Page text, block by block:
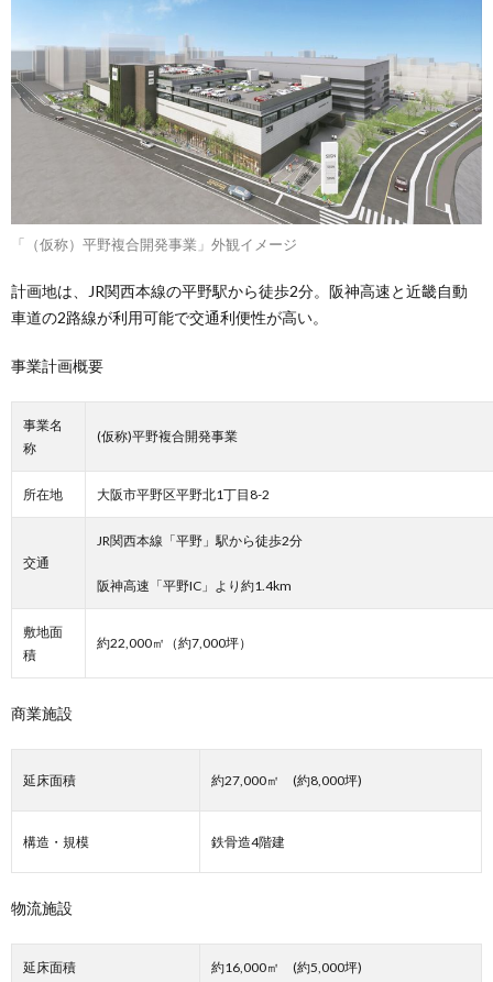
「（仮称）平野複合開発事業」外観イメージ
計画地は、JR関西本線の平野駅から徒歩2分。阪神高速と近畿自動
車道の2路線が利用可能で交通利便性が高い。
事業計画概要
事業名
称
(仮称)平野複合開発事業
所在地 大阪市平野区平野北1丁目8-2
交通
JR関西本線「平野」駅から徒歩2分
阪神高速「平野IC」より約1.4km
敷地面
積
約22,000㎡（約7,000坪）
商業施設
延床面積 約27,000㎡ (約8,000坪)
構造・規模 鉄骨造4階建
物流施設
延床面積 約16,000㎡ (約5,000坪)